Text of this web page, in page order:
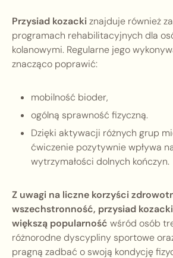
Przysiad kozackiznajduje również
programach rehabilitacyjnych dla
kolanowymi. Regularne jego
znacząco poprawić:
mobilność bioder,
ogólną sprawność fizyczną.
Dzięki aktywacji różnych grup
ćwiczenie pozytywnie wpływa
wytrzymałości dolnych kończyn.
Z uwagi na liczne korzyści
wszechstronność, przysiad
większą popularność wśród osób
różnorodne dyscypliny sportowe
pragną zadbać o swoją kondycję